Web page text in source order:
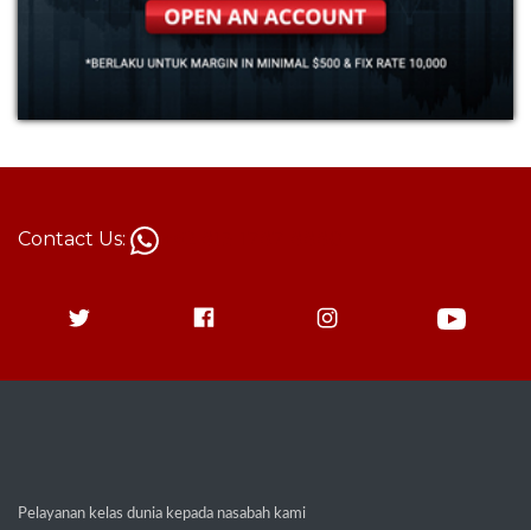
Contact Us:
Pelayanan kelas dunia kepada nasabah kami